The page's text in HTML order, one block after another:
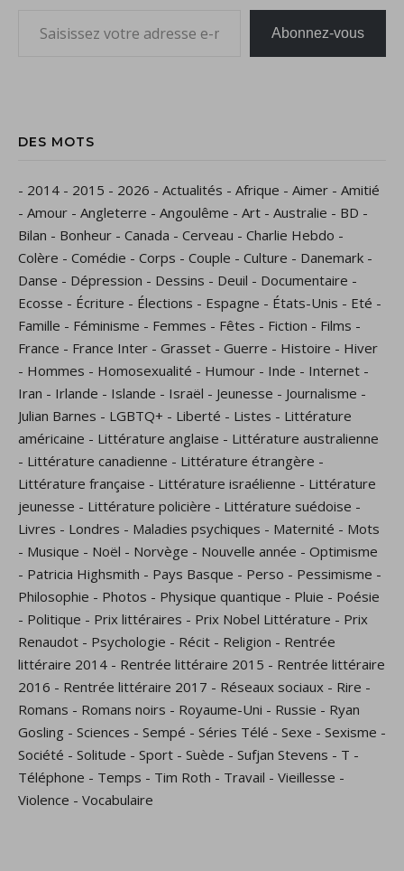
Abonnez-vous
DES MOTS
- 2014 - 2015 - 2026 - Actualités - Afrique - Aimer - Amitié
- Amour - Angleterre - Angoulême - Art - Australie - BD -
Bilan - Bonheur - Canada - Cerveau - Charlie Hebdo -
Colère - Comédie - Corps - Couple - Culture - Danemark -
Danse - Dépression - Dessins - Deuil - Documentaire -
Ecosse - Écriture - Élections - Espagne - États-Unis - Eté -
Famille - Féminisme - Femmes - Fêtes - Fiction - Films -
France - France Inter - Grasset - Guerre - Histoire - Hiver
- Hommes - Homosexualité - Humour - Inde - Internet -
Iran - Irlande - Islande - Israël - Jeunesse - Journalisme -
Julian Barnes - LGBTQ+ - Liberté - Listes - Littérature
américaine - Littérature anglaise - Littérature australienne
- Littérature canadienne - Littérature étrangère -
Littérature française - Littérature israélienne - Littérature
jeunesse - Littérature policière - Littérature suédoise -
Livres - Londres - Maladies psychiques - Maternité - Mots
- Musique - Noël - Norvège - Nouvelle année - Optimisme
- Patricia Highsmith - Pays Basque - Perso - Pessimisme -
Philosophie - Photos - Physique quantique - Pluie - Poésie
- Politique - Prix littéraires - Prix Nobel Littérature - Prix
Renaudot - Psychologie - Récit - Religion - Rentrée
littéraire 2014 - Rentrée littéraire 2015 - Rentrée littéraire
2016 - Rentrée littéraire 2017 - Réseaux sociaux - Rire -
Romans - Romans noirs - Royaume-Uni - Russie - Ryan
Gosling - Sciences - Sempé - Séries Télé - Sexe - Sexisme -
Société - Solitude - Sport - Suède - Sufjan Stevens - T -
Téléphone - Temps - Tim Roth - Travail - Vieillesse -
Violence - Vocabulaire